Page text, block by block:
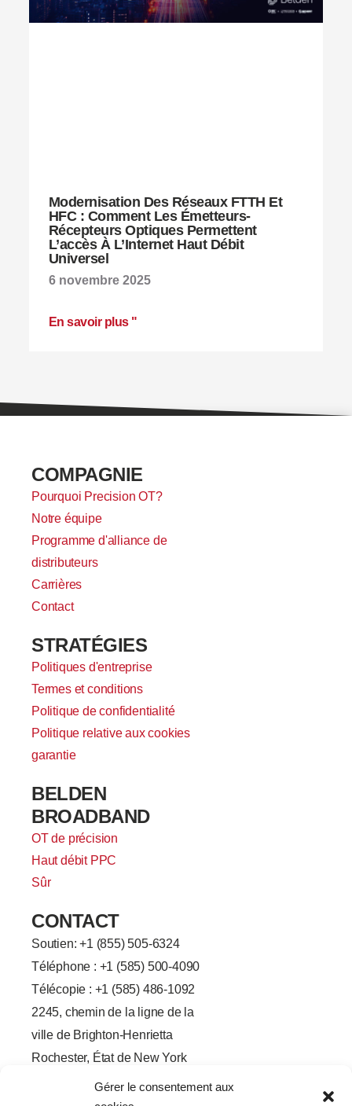
Gérer le consentement aux
Modernisation Des Réseaux FTTH Et
HFC : Comment Les Émetteurs-
Récepteurs Optiques Permettent
L’accès À L’Internet Haut Débit
Universel
6 novembre 2025
En savoir plus "
COMPAGNIE
Pourquoi Precision OT?
Notre équipe
Programme d'alliance de
distributeurs
Carrières
Contact
STRATÉGIES
Politiques d'entreprise
Termes et conditions
Politique de confidentialité
Politique relative aux cookies
garantie
BELDEN
BROADBAND
OT de précision
Haut débit PPC
Sûr
CONTACT
Soutien: +1 (855) 505-6324
Téléphone : +1 (585) 500-4090
Télécopie : +1 (585) 486-1092
2245, chemin de la ligne de la
ville de Brighton-Henrietta
Rochester, État de New York